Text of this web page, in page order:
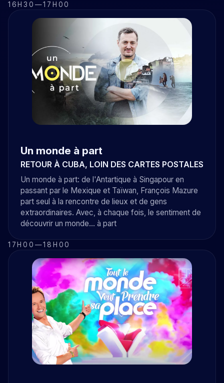
16H30 —17H00
Un monde à part
RETOUR À CUBA, LOIN DES CARTES POSTALES
Un monde à part: de l'Antartique à Singapour en
passant par le Mexique et Taïwan, François Mazure
part seul à la rencontre de lieux et de gens
extraordinaires. Avec, à chaque fois, le sentiment de
découvrir un monde... à part
17H00 —18H00